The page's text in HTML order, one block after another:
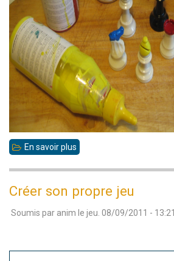
En savoir plus
d'échecs
pour
joueur
Créer son propre jeu
Soumis par anim le jeu. 08/09/2011 - 13:21